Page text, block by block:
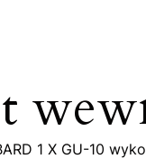
1 X GU-10